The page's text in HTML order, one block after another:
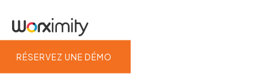
RÉSERVEZ UNE DÉMO